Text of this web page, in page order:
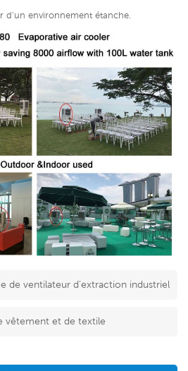
d'un environnement étanche.
de ventilateur d'extraction industriel
vêtement et de textile